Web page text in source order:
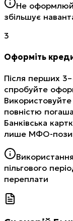
Не
збільшує
3
Оформіть
Після перших
спробуйте
повністю
Банківська
лише МФО-
пільгового
переплати